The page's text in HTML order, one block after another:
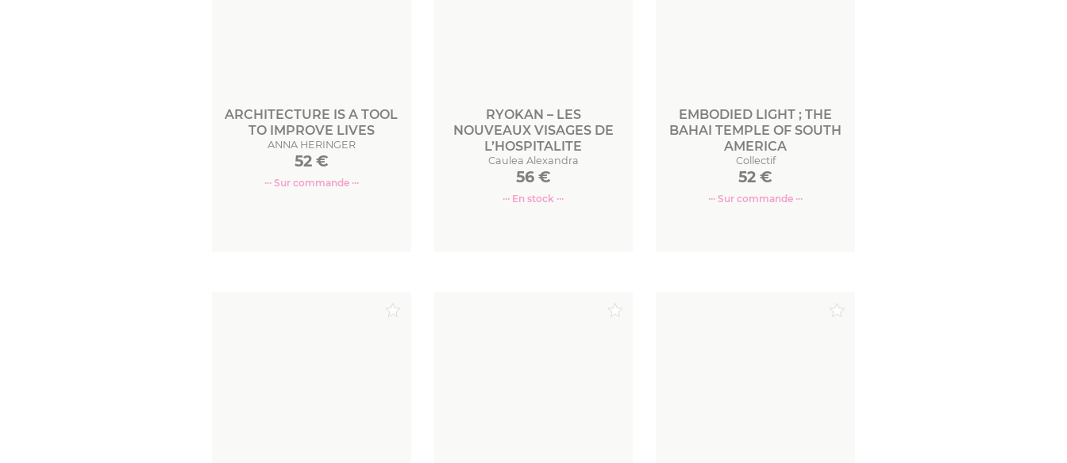
ARCHITECTURE IS A TOOL
TO IMPROVE LIVES
ANNA HERINGER
52 €
··· Sur commande ···
RYOKAN – LES
NOUVEAUX VISAGES DE
L’HOSPITALITE
Caulea Alexandra
56 €
··· En stock ···
EMBODIED LIGHT ; THE
BAHAI TEMPLE OF SOUTH
AMERICA
Collectif
52€
··· Sur commande ···